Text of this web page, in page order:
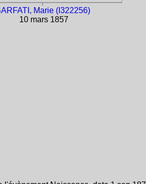
Marie (I322256)
10 mars 1857